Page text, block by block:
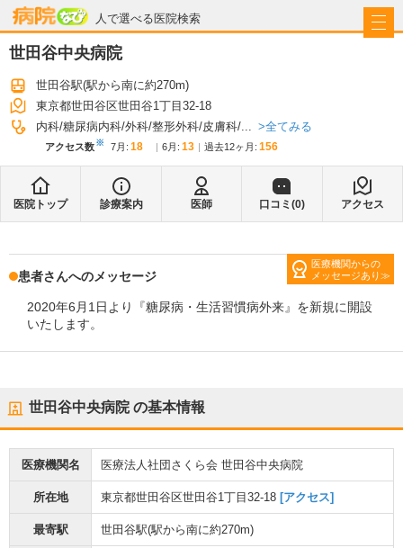
人で選べる医院検索
病院なび
世田谷中央病院
世田谷駅(駅から南に約270m)
東京都世田谷区世田谷1丁目32-18
内科 糖尿病内科 外科 整形外科 皮膚科 ... 全てみる
アクセス数※ 7月 : 18 6月 : 13 過去12ヶ月: 156
医院トップ 診療案内 医師 口コミ(0) アクセス
医療機関からの
メッセージあり
患者さんへのメッセージ
2020年6月1日より『糖尿病・生活習慣病外来』を新規に開設
いたします。
世田谷中央病院の基本情報
医療機関名 医療法人社団さくら会 世田谷中央病院
所在地 東京都世田谷区世田谷1丁目32-18 [アクセス]
最寄駅 世田谷駅(駅から南に約270m)